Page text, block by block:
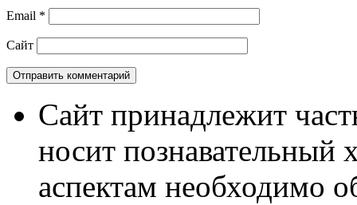
Email *
Сайт
Сайт принадлежит
носит познавательный
аспектам необходимо